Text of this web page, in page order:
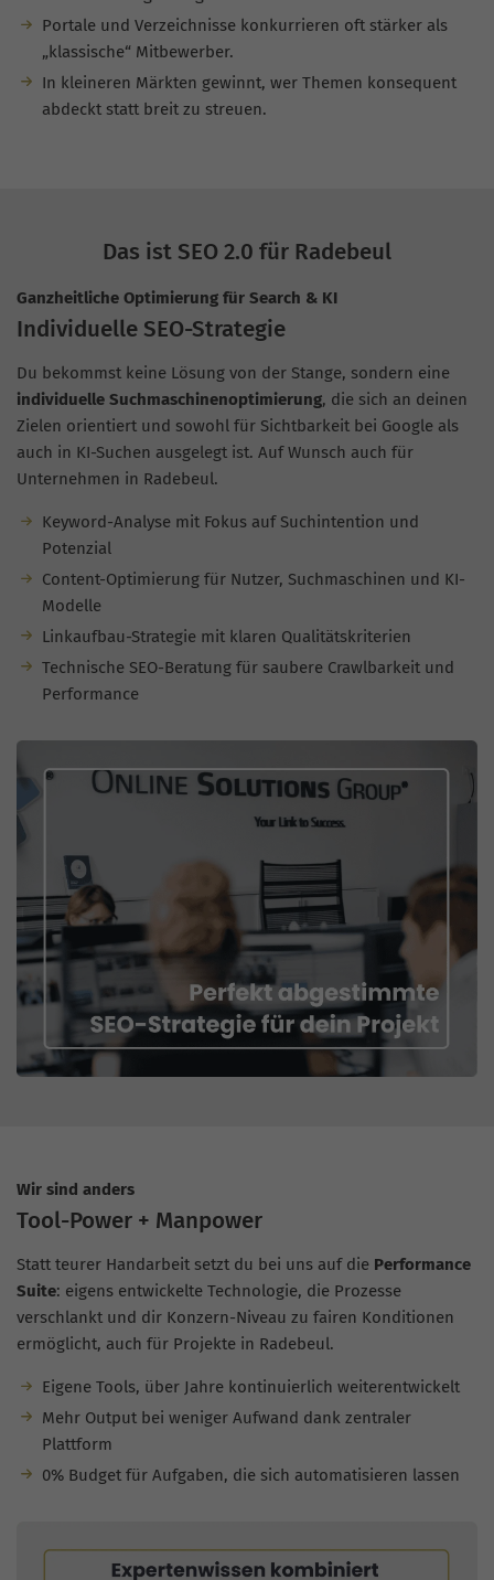
Portale und Verzeichnisse konkurrieren oft stärker als
„klassische“ Mitbewerber.
In kleineren Märkten gewinnt, wer Themen konsequent
abdeckt statt breit zu streuen.
Das ist SEO 2.0 für Radebeul
Ganzheitliche Optimierung für Search & KI
Individuelle SEO-Strategie
Du bekommst keine Lösung von der Stange, sondern eine
individuelle Suchmaschinenoptimierung, die sich an deinen
Zielen orientiert und sowohl für Sichtbarkeit bei Google als
auch in KI-Suchen ausgelegt ist. Auf Wunsch auch für
Unternehmen in Radebeul.
Keyword-Analyse mit Fokus auf Suchintention und
Potenzial
Content-Optimierung für Nutzer, Suchmaschinen und KI-
Modelle
Linkaufbau-Strategie mit klaren Qualitätskriterien
Technische SEO-Beratung für saubere Crawlbarkeit und
Performance
Wir sind anders
Tool-Power + Manpower
Statt teurer Handarbeit setzt du bei uns auf die Performance
Suite: eigens entwickelte Technologie, die Prozesse
verschlankt und dir Konzern-Niveau zu fairen Konditionen
ermöglicht, auch für Projekte in Radebeul.
Eigene Tools, über Jahre kontinuierlich weiterentwickelt
Mehr Output bei weniger Aufwand dank zentraler
Plattform
0% Budget für Aufgaben, die sich automatisieren lassen